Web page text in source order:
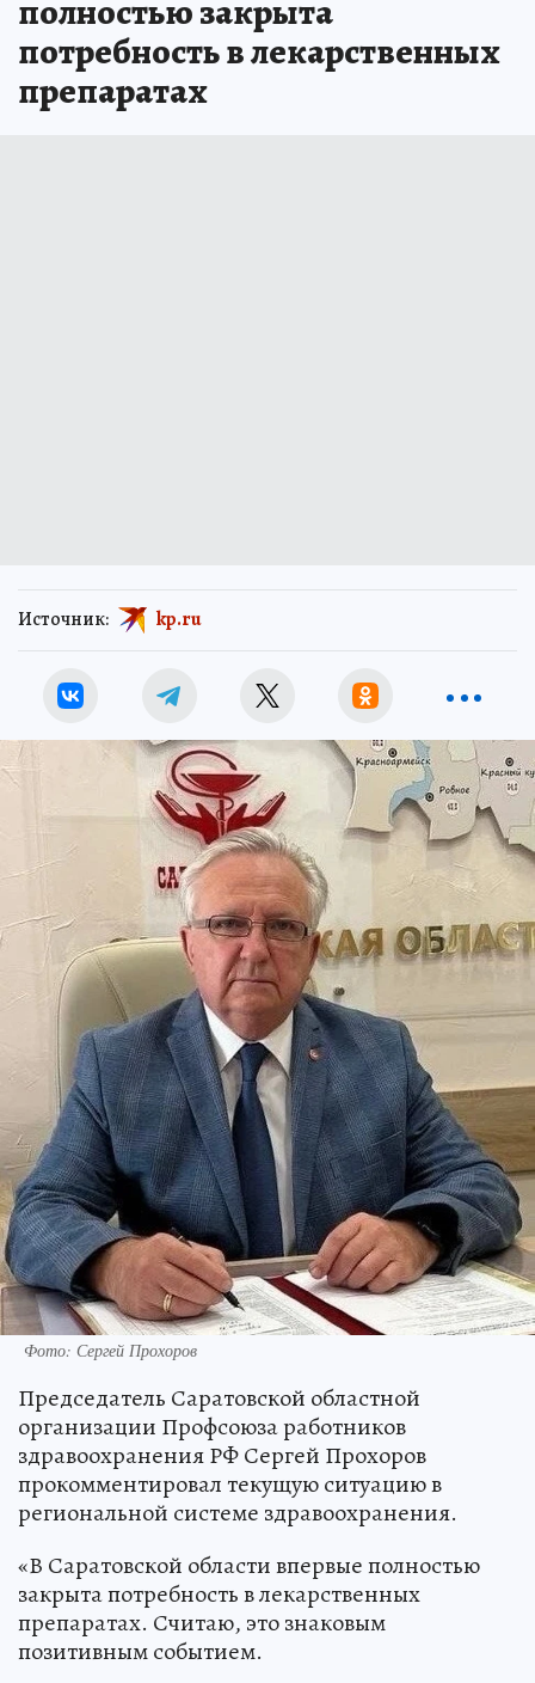
полностью закрыта
потребность в лекарственных
препаратах
Источник: kp.ru
Фото: Сергей Прохоров
Председатель Саратовской областной
организации Профсоюза работников
здравоохранения РФ Сергей Прохоров
прокомментировал текущую ситуацию в
региональной системе здравоохранения.
«В Саратовской области впервые полностью
закрыта потребность в лекарственных
препаратах. Считаю, это знаковым
позитивным событием.